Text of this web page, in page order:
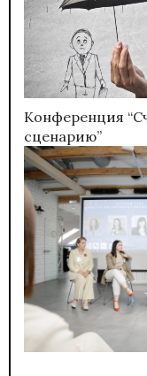
Конференция
сценарию”